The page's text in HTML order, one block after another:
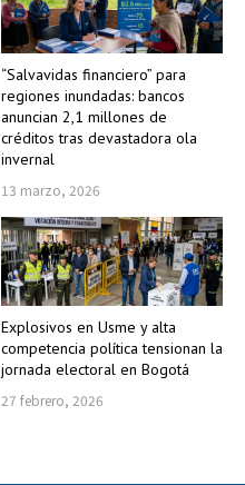
“Salvavidas financiero” para
regiones inundadas: bancos
anuncian 2,1 millones de
créditos tras devastadora ola
invernal
13 marzo, 2026
Explosivos en Usme y alta
competencia política tensionan la
jornada electoral en Bogotá
27 febrero, 2026